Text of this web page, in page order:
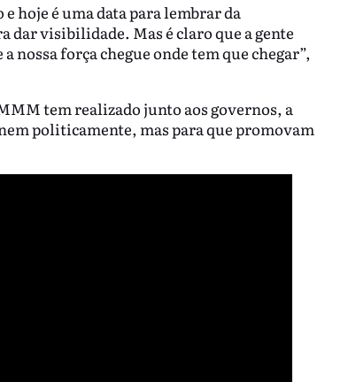
hoje é uma data para lembrar da
dar visibilidade. Mas é claro que a gente
nossa força chegue onde tem que chegar”,
tem realizado junto aos governos, a
politicamente, mas para que promovam